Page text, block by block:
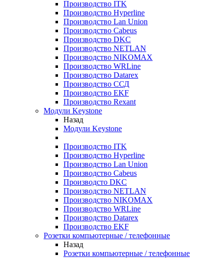
Производство ITK
Производство Hyperline
Производство Lan Union
Производство Cabeus
Производство DKC
Производство NETLAN
Производство NIKOMAX
Производство WRLine
Производство Datarex
Производство ССД
Производство EKF
Производство Rexant
Модули Keystone
Назад
Модули Keystone
Производство ITK
Производство Hyperline
Производство Lan Union
Производство Cabeus
Производсто DKC
Производство NETLAN
Производство NIKOMAX
Производство WRLine
Производство Datarex
Производство EKF
Розетки компьютерные / телефонные
Назад
Розетки компьютерные / телефонные